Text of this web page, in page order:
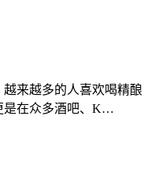
来越多的人喜欢喝精酿
是在众多酒吧、K…